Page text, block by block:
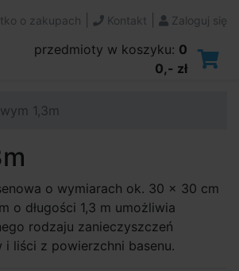
o zakupach Kontakt Zaloguj się
przedmioty w koszyku: 0
0,- zł
1,3m
o wymiarach ok. 30 x 30 cm
o długości 1,3 m umożliwia
rodzaju zanieczyszczeń
i liści z powierzchni basenu.